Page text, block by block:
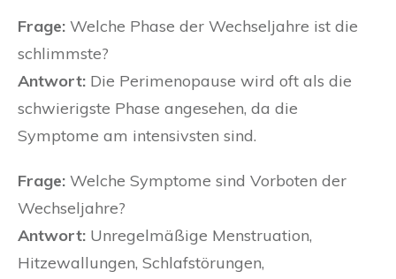
Frage: Welche Phase der Wechseljahre ist die
schlimmste?
Antwort: Die Perimenopause wird oft als die
schwierigste Phase angesehen, da die
Symptome am intensivsten sind.
Frage: Welche Symptome sind Vorboten der
Wechseljahre?
Antwort: Unregelmäßige Menstruation,
Hitzewallungen, Schlafstörungen,